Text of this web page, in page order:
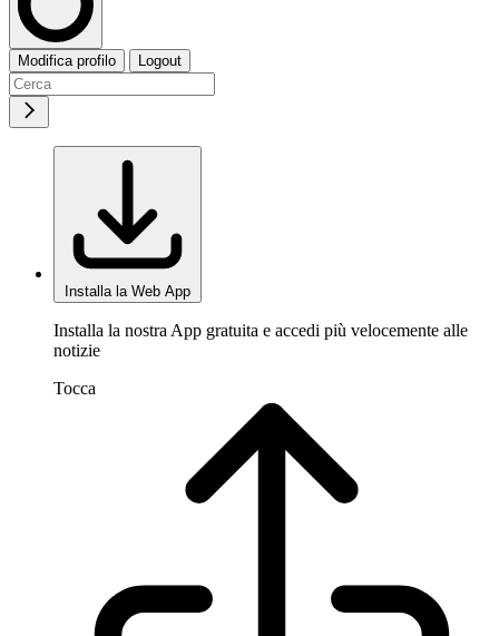
Modifica profilo Logout
Installa la Web App
Installa la nostra App gratuita e accedi più velocemente alle
notizie
Tocca